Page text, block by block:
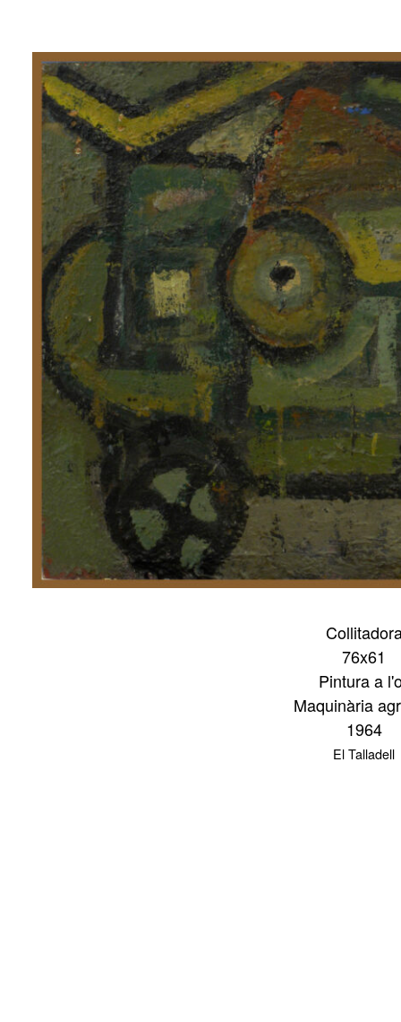
Lluís
Trepat
76x61
Pintura a
Maquinària
1964
El Talladell